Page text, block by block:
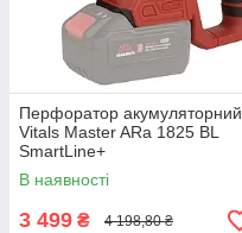
Перфоратор акумуляторний
Vitals Master ARa 1825 BL
SmartLine+
В наявності
3 499 ₴ 4 198,80 ₴